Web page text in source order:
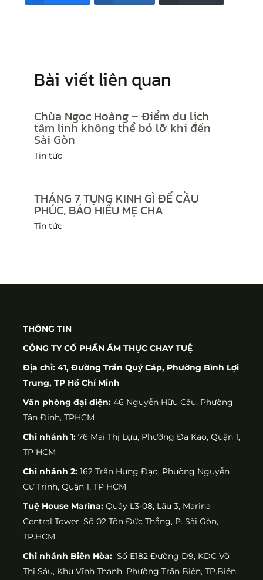
Bài viết liên quan
Chùa Ngọc Hoàng – Điểm du lịch
tâm linh không thể bỏ lỡ khi đến
Sài Gòn
Tin tức
THÁNG 7 TỤNG KINH GÌ ĐỂ CẦU
PHÚC, BÁO HIẾU MẸ CHA
Tin tức
THÔNG TIN
CÔNG TY CỔ PHẦN ẨM THỰC CHAY TUỆ
Địa chỉ: 41, Đường Trần Quý Cáp, Phường Bình Lợi
Trung, TP Hồ Chí Minh
Văn phòng đại diện: 46 Nguyễn Hữu Cầu, Phường
Tân Định, TPHCM
Chi nhánh 1: 76 Mai Thị Lựu, Phường Đa Kao, Quận 1,
TP HCM
Chi nhánh 2: 162 Trần Hưng Đạo, Phường Nguyễn
Cư Trinh, Quận 1, TP HCM
Tuệ House Marina: Quầy L3-08, Lầu 3, Marina
Central Tower, Số 02 Tôn Đức Thắng, P. Sài Gòn,
TP.HCM
Chi nhánh Biên Hòa: Số E182 Đường D9, KDC Võ
Thị Sáu, Khu Vĩnh Thạnh, Phường Trấn Biên, TP.Biên